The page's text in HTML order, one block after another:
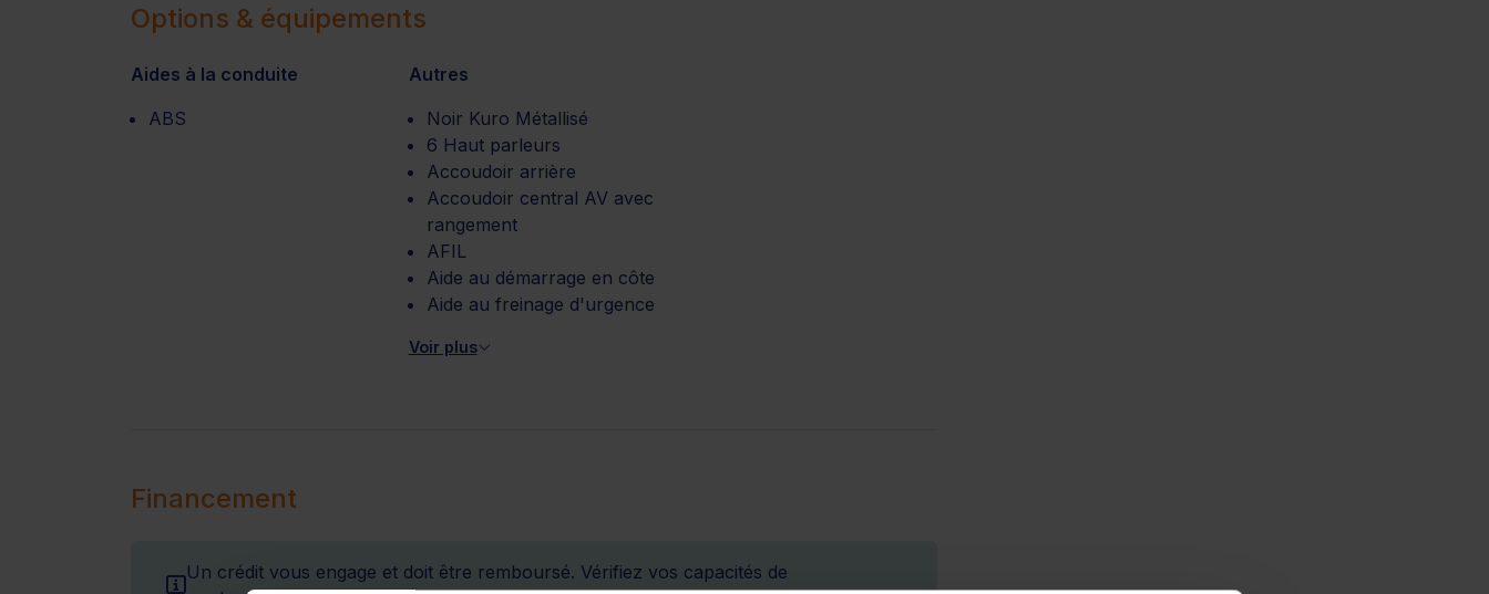
Options & équipements
Aides à la conduite
ABS
Autres
Noir Kuro Métallisé
6 Haut parleurs
Accoudoir arrière
Accoudoir central AV avec
rangement
AFIL
Aide au démarrage en côte
Aide au freinage d'urgence
Voir plus
Financement
Un crédit vous engage et doit être remboursé. Vérifiez vos capacités de